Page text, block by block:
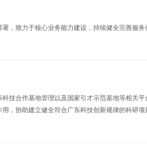
，致力于核心业务能力建设，持续健全完善服
技合作基地管理以及国家引才示范基地等相关
，协助建立健全符合广东科技创新规律的科研